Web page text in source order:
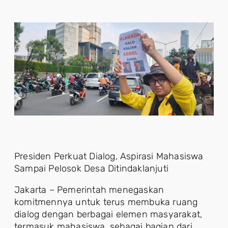
Presiden Perkuat Dialog, Aspirasi Mahasiswa
Sampai Pelosok Desa Ditindaklanjuti
Jakarta – Pemerintah menegaskan
komitmennya untuk terus membuka ruang
dialog dengan berbagai elemen masyarakat,